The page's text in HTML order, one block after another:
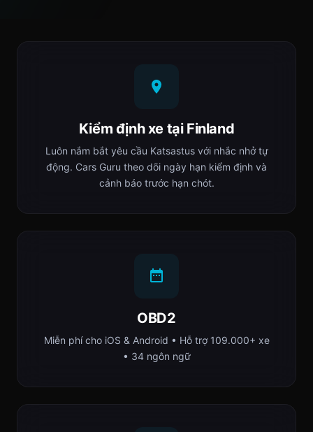
Kiểm định xe tại Finland
Luôn nắm bắt yêu cầu Katsastus với nhắc nhở tự
động. Cars Guru theo dõi ngày hạn kiểm định và
cảnh báo trước hạn chót.
OBD2
Miễn phí cho iOS & Android • Hỗ trợ 109.000+ xe
• 34 ngôn ngữ